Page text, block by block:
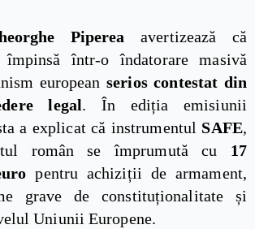
Piperea avertizează că
împinsă într-o îndatorare masivă
europeanserios contestat din
legal. În ediția emisiunii
a explicat că instrumentul SAFE,
român se împrumută cu 17
pentru achiziții de armament,
grave de constituționalitate și
Uniunii Europene.